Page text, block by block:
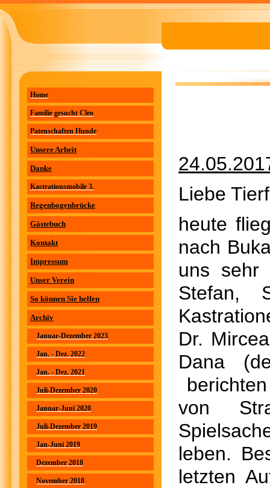
Home
Familie gesucht Cleo
Patenschaften Hunde
Unsere Arbeit
Danke
Kastrationsmobile 3.
Regenbogenbrücke
Gästebuch
Kontakt
Impressum
Unser Verein
So können Sie helfen
Archiv
Januar-Dezember 2023
Jan. - Dez. 2022
Jan. - Dez. 2021
Juli-Dezember 2020
Januar-Juni 2020
Juli-Dezember 2019
Jan-Juni 2019
Dezember 2018
November 2018
Liebe
heute
nach
uns sehr
Stefan,
Dr.
Dana
von
leben.
letzten